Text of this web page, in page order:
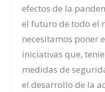
efectos de la
el futuro de todo el
necesitamos poner
iniciativas que,
medidas de
el desarrollo de la